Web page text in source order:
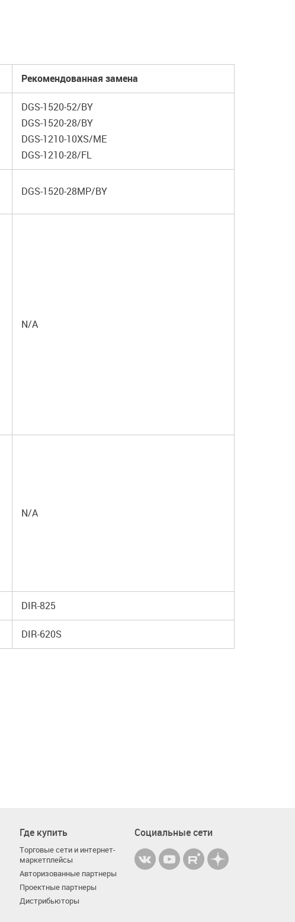
Рекомендованная замена
DGS-1520-52/BY
DGS-1520-28/BY
DGS-1210-10XS/ME
DGS-1210-28/FL
DGS-1520-28MP/BY
N/A
N/A
DIR-825
DIR-620S
Где купить
Торговые сети и интернет-
маркетплейсы
Авторизованные партнеры
Проектные партнеры
Дистрибьюторы
Социальные сети